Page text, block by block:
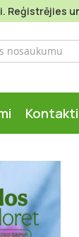
Kontakti